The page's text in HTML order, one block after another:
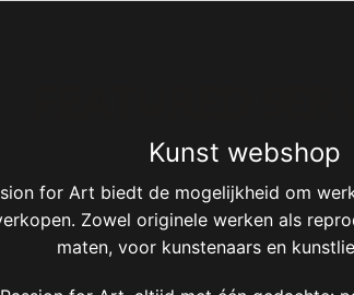
Kunst webshop
for Art biedt de mogelijkheid om
Zowel originele werken als
maten, voor kunstenaars en